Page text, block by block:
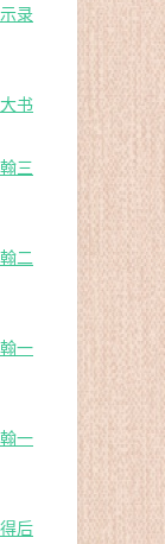
录
书
三
二
一
一
后